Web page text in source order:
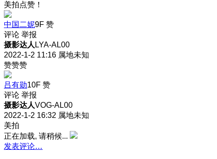
美拍点赞！
中国二妮9F 赞
评论 举报
摄影达人 LYA-AL00
2022-1-2 11:16 属地未知
赞赞赞
吕有勋10F 赞
评论 举报
摄影达人VOG-AL00
2022-1-2 16:32 属地未知
美拍
正在加载, 请稍候...
发表评论…